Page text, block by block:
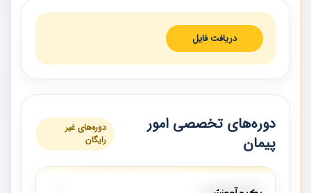
دریافت فایل
دوره‌های تخصصی امور
پیمان
دوره‌های غیر
رایگان